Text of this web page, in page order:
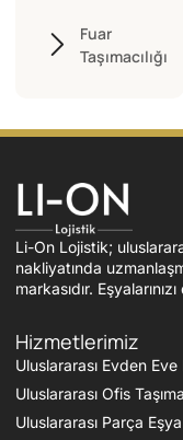
Fuar
Taşımacılığı
Li-On Lojistik;
nakliyatında
markasıdır.
Hizmetlerimiz
Uluslararası Evden
Uluslararası Ofis Taşıma
Uluslararası Parça Eşya